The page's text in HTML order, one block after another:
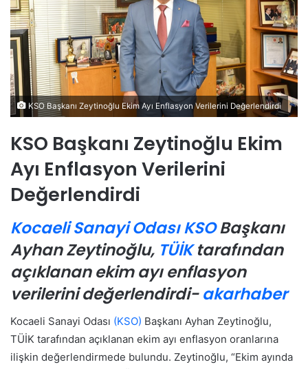
KSO Başkanı Zeytinoğlu Ekim Ayı Enflasyon Verilerini Değerlendirdi
KSO Başkanı Zeytinoğlu Ekim
Ayı Enflasyon Verilerini
Değerlendirdi
Kocaeli Sanayi OdasıKSOBaşkanı
Ayhan Zeytinoğlu, TÜİKtarafından
açıklanan ekim ayı enflasyon
verilerini değerlendirdi-akarhaber
Kocaeli Sanayi Odası (KSO) Başkanı Ayhan Zeytinoğlu,
TÜİK tarafından açıklanan ekim ayı enflasyon oranlarına
ilişkin değerlendirmede bulundu. Zeytinoğlu, “Ekim ayında